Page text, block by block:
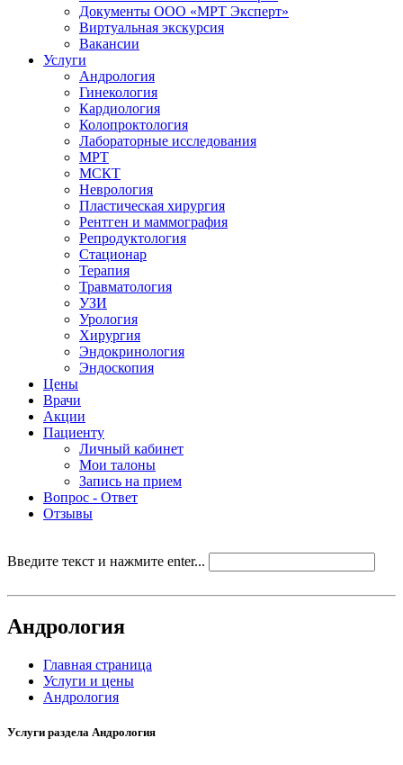
Документы ООО «МРТ Эксперт»
Виртуальная экскурсия
Вакансии
Услуги
Андрология
Гинекология
Кардиология
Колопроктология
Лабораторные исследования
МРТ
МСКТ
Неврология
Пластическая хирургия
Рентген и маммография
Репродуктология
Стационар
Терапия
Травматология
УЗИ
Урология
Хирургия
Эндокринология
Эндоскопия
Цены
Врачи
Акции
Пациенту
Личный кабинет
Мои талоны
Запись на прием
Вопрос - Ответ
Отзывы
Введите текст и нажмите enter...
Андрология
Главная страница
Услуги и цены
Андрология
Услуги раздела Андрология